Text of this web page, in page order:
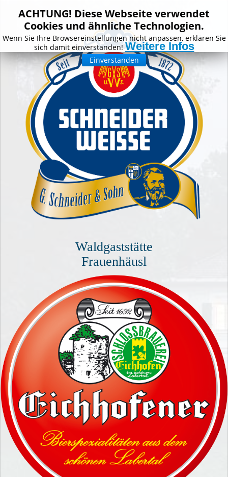
Waldgaststätte
Frauenhäusl
ACHTUNG! Diese Webseite verwendet
Cookies und ähnliche Technologien.
Wenn Sie Ihre Browsereinstellungen nicht anpassen, erklären Sie
sich damit einverstanden!Weitere Infos
Einverstanden